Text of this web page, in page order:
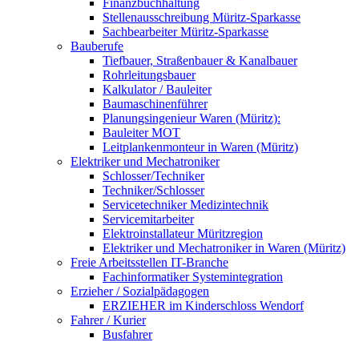
Stellenausschreibung Müritz-Sparkasse
Sachbearbeiter Müritz-Sparkasse
Bauberufe
Tiefbauer, Straßenbauer & Kanalbauer
Rohrleitungsbauer
Kalkulator / Bauleiter
Baumaschinenführer
Planungsingenieur Waren (Müritz):
Bauleiter MOT
Leitplankenmonteur in Waren (Müritz)
Elektriker und Mechatroniker
Schlosser/Techniker
Techniker/Schlosser
Servicetechniker Medizintechnik
Servicemitarbeiter
Elektroinstallateur Müritzregion
Elektriker und Mechatroniker in Waren (Müritz)
Freie Arbeitsstellen IT-Branche
Fachinformatiker Systemintegration
Erzieher / Sozialpädagogen
ERZIEHER im Kinderschloss Wendorf
Fahrer / Kurier
Busfahrer